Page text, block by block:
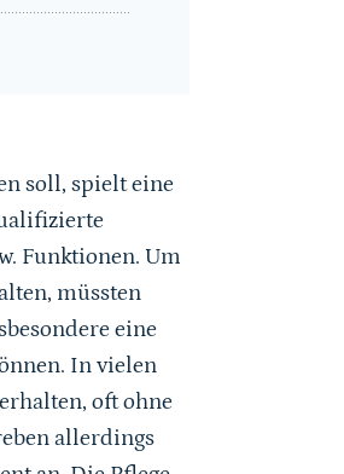
soll, spielt eine
Funktionen. Um
müssten
eine
In vielen
oft ohne
allerdings